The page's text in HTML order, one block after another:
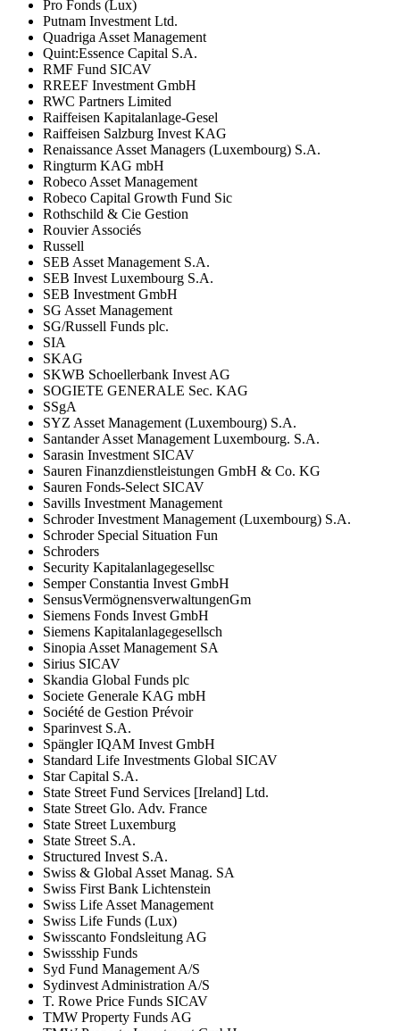
Pro Fonds (Lux)
Putnam Investment Ltd.
Quadriga Asset Management
Quint:Essence Capital S.A.
RMF Fund SICAV
RREEF Investment GmbH
RWC Partners Limited
Raiffeisen Kapitalanlage-Gesel
Raiffeisen Salzburg Invest KAG
Renaissance Asset Managers (Luxembourg) S.A.
Ringturm KAG mbH
Robeco Asset Management
Robeco Capital Growth Fund Sic
Rothschild & Cie Gestion
Rouvier Associés
Russell
SEB Asset Management S.A.
SEB Invest Luxembourg S.A.
SEB Investment GmbH
SG Asset Management
SG/Russell Funds plc.
SIA
SKAG
SKWB Schoellerbank Invest AG
SOGIETE GENERALE Sec. KAG
SSgA
SYZ Asset Management (Luxembourg) S.A.
Santander Asset Management Luxembourg. S.A.
Sarasin Investment SICAV
Sauren Finanzdienstleistungen GmbH & Co. KG
Sauren Fonds-Select SICAV
Savills Investment Management
Schroder Investment Management (Luxembourg) S.A.
Schroder Special Situation Fun
Schroders
Security Kapitalanlagegesellsc
Semper Constantia Invest GmbH
SensusVermögnensverwaltungenGm
Siemens Fonds Invest GmbH
Siemens Kapitalanlagegesellsch
Sinopia Asset Management SA
Sirius SICAV
Skandia Global Funds plc
Societe Generale KAG mbH
Société de Gestion Prévoir
Sparinvest S.A.
Spängler IQAM Invest GmbH
Standard Life Investments Global SICAV
Star Capital S.A.
State Street Fund Services [Ireland] Ltd.
State Street Glo. Adv. France
State Street Luxemburg
State Street S.A.
Structured Invest S.A.
Swiss & Global Asset Manag. SA
Swiss First Bank Lichtenstein
Swiss Life Asset Management
Swiss Life Funds (Lux)
Swisscanto Fondsleitung AG
Swissship Funds
Syd Fund Management A/S
Sydinvest Administration A/S
T. Rowe Price Funds SICAV
TMW Property Funds AG